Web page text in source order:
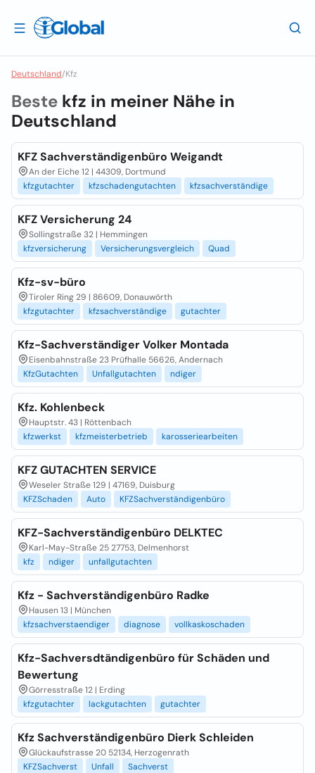
Deutschland/Kfz
Beste kfz in meiner Nähe in
Deutschland
KFZ Sachverständigenbüro Weigandt
An der Eiche 12 | 44309, Dortmund
kfzgutachter
kfzschadengutachten kfzsachverständige
KFZ Versicherung 24
Sollingstraße 32 | Hemmingen
kfzversicherung
Versicherungsvergleich Quad
Kfz-sv-büro
Tiroler Ring 29 | 86609, Donauwörth
kfzgutachter
kfzsachverständige gutachter
Kfz-Sachverständiger Volker Montada
Eisenbahnstraße 23 Prüfhalle 56626, Andernach
KfzGutachten
Unfallgutachten ndiger
Kfz. Kohlenbeck
Hauptstr. 43 | Röttenbach
kfzwerkst
kfzmeisterbetrieb karosseriearbeiten
KFZ GUTACHTEN SERVICE
Weseler Straße 129 | 47169, Duisburg
KFZSchaden
Auto KFZSachverständigenbüro
KFZ-Sachverständigenbüro DELKTEC
Karl-May-Straße 25 27753, Delmenhorst
kfz
ndiger unfallgutachten
Kfz - Sachverständigenbüro Radke
Hausen 13 | München
kfzsachverstaendiger
diagnose vollkaskoschaden
Kfz-Sachversdtändigenbüro für Schäden und
Bewertung
Görresstraße 12 | Erding
kfzgutachter
lackgutachten gutachter
Kfz Sachverständigenbüro Dierk Schleiden
Glückaufstrasse 20 52134, Herzogenrath
KFZSachverst
Unfall Sachverst